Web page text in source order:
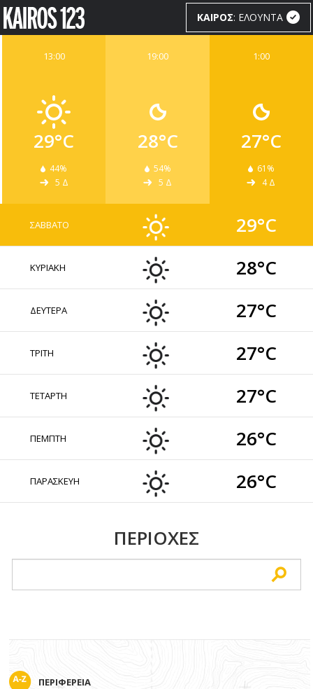
ΚΑΙΡΟΣ: ΕΛΟΥΝΤΑ
1:00
27°C
61%
4 Δ
19:00
28°C
54%
5 Δ
13:00
29°C
44%
5 Δ
ΣΑΒΒΑΤΟ 29°C
ΚΥΡΙΑΚΗ 28°C
ΔΕΥΤΕΡΑ 27°C
ΤΡΙΤΗ 27°C
ΤΕΤΑΡΤΗ 27°C
ΠΕΜΠΤΗ 26°C
ΠΑΡΑΣΚΕΥΗ 26°C
ΠΕΡΙΟΧΕΣ
ΠΕΡΙΦΕΡΕΙΑ